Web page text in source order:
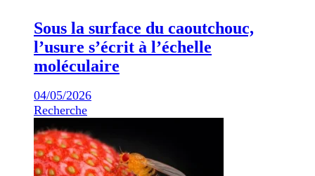
Sous la surface du caoutchouc,
l’usure s’écrit à l’échelle
moléculaire
04/05/2026
Recherche